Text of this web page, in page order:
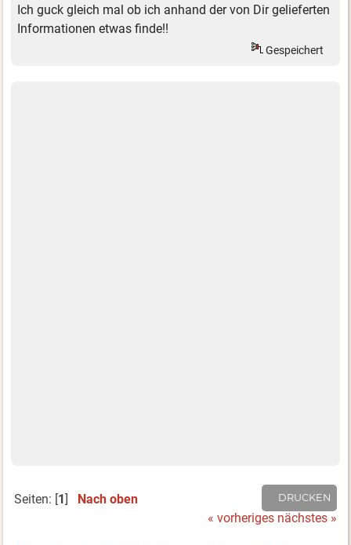
Ich guck gleich mal ob ich anhand der von Dir gelieferten
Informationen etwas finde!!
Gespeichert
DRUCKEN
Seiten: [1] Nach oben
« vorheriges nächstes »